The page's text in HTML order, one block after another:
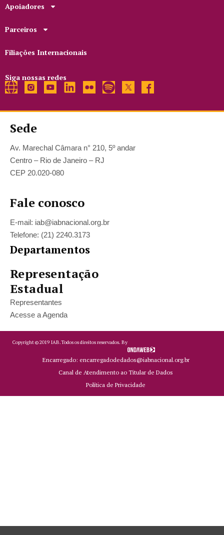
Apoiadores
Parceiros
Filiações Internacionais
Siga nossas redes
Sede
Av. Marechal Câmara n° 210, 5º andar
Centro – Rio de Janeiro – RJ
CEP 20.020-080
Fale conosco
E-mail: iab@iabnacional.org.br
Telefone: (21) 2240.3173
Departamentos
Representação
Estadual
Representantes
Acesse a Agenda
Copyright ©2019 IAB.Todos os direitos reservados. By
Encarregado: encarregadodedados@iabnacional.org.br
Canal de Atendimento ao Titular de Dados
Política de Privacidade